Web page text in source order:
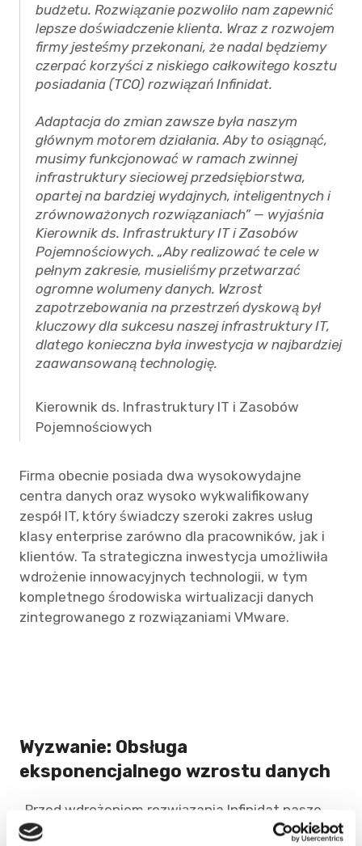
budżetu. Rozwiązanie pozwoliło nam zapewnić
lepsze doświadczenie klienta. Wraz z rozwojem
firmy jesteśmy przekonani, że nadal będziemy
czerpać korzyści z niskiego całkowitego kosztu
posiadania (TCO) rozwiązań Infinidat.
Adaptacja do zmian zawsze była naszym
głównym motorem działania. Aby to osiągnąć,
musimy funkcjonować w ramach zwinnej
infrastruktury sieciowej przedsiębiorstwa,
opartej na bardziej wydajnych, inteligentnych i
zrównoważonych rozwiązaniach” — wyjaśnia
Kierownik ds. Infrastruktury IT i Zasobów
Pojemnościowych. „Aby realizować te cele w
pełnym zakresie, musieliśmy przetwarzać
ogromne wolumeny danych. Wzrost
zapotrzebowania na przestrzeń dyskową był
kluczowy dla sukcesu naszej infrastruktury IT,
dlatego konieczna była inwestycja w najbardziej
zaawansowaną technologię.
Kierownik ds. Infrastruktury IT i Zasobów
Pojemnościowych
Firma obecnie posiada dwa wysokowydajne
centra danych oraz wysoko wykwalifikowany
zespół IT, który świadczy szeroki zakres usług
klasy enterprise zarówno dla pracowników, jak i
klientów. Ta strategiczna inwestycja umożliwiła
wdrożenie innowacyjnych technologii, w tym
kompletnego środowiska wirtualizacji danych
zintegrowanego z rozwiązaniami VMware.
Wyzwanie: Obsługa
eksponencjalnego wzrostu danych
„Przed wdrożeniem rozwiązania Infinidat nasze
potrzeby w zakresie przestrzeni na dane rosły w